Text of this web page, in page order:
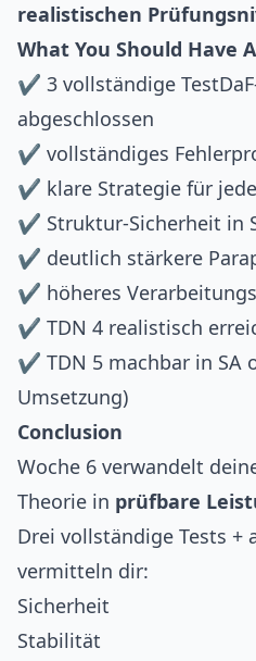
realistischen
What You Should Have
✔ 3 vollständige
abgeschlossen
✔ vollständiges
✔ klare Strategie für
✔ Struktur-Sicherheit in
✔ deutlich stärkere
✔ höheres
✔ TDN 4 realistisch
✔ TDN 5 machbar in SA
Umsetzung)
Conclusion
Woche 6 verwandelt
Theorie in prüfbare
Drei vollständige Tests +
vermitteln dir:
Sicherheit
Stabilität